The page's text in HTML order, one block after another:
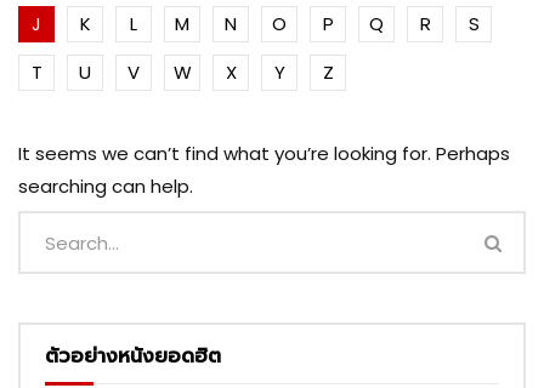
J
K L M N O P Q R
S
T
U V W X Y Z
It seems we can’t find what you’re looking for. Perhaps
searching can help.
ตัวอย่างหนังยอดฮิต